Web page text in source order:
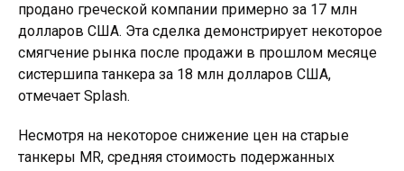
продано греческой компании примерно за 17 млн
долларов США. Эта сделка демонстрирует некоторое
смягчение рынка после продажи в прошлом месяце
систершипа танкера за 18 млн долларов США,
отмечает Splash.
Несмотря на некоторое снижение цен на старые
танкеры MR, средняя стоимость подержанных